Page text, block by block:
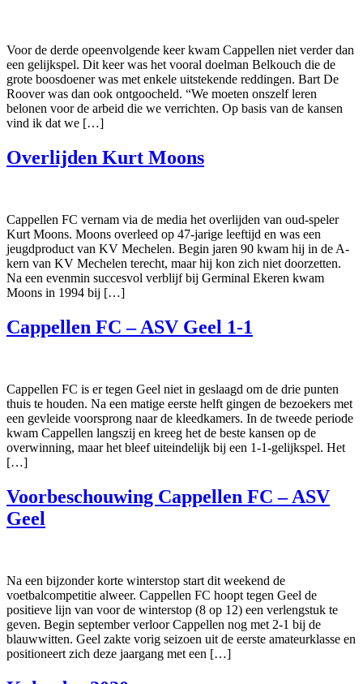
Voor de derde opeenvolgende keer kwam Cappellen niet verder dan
een gelijkspel. Dit keer was het vooral doelman Belkouch die de
grote boosdoener was met enkele uitstekende reddingen. Bart De
Roover was dan ook ontgoocheld. “We moeten onszelf leren
belonen voor de arbeid die we verrichten. Op basis van de kansen
vind ik dat we […]
Overlijden Kurt Moons
Cappellen FC vernam via de media het overlijden van oud-speler
Kurt Moons. Moons overleed op 47-jarige leeftijd en was een
jeugdproduct van KV Mechelen. Begin jaren 90 kwam hij in de A-
kern van KV Mechelen terecht, maar hij kon zich niet doorzetten.
Na een evenmin succesvol verblijf bij Germinal Ekeren kwam
Moons in 1994 bij […]
Cappellen FC – ASV Geel 1-1
Cappellen FC is er tegen Geel niet in geslaagd om de drie punten
thuis te houden. Na een matige eerste helft gingen de bezoekers met
een gevleide voorsprong naar de kleedkamers. In de tweede periode
kwam Cappellen langszij en kreeg het de beste kansen op de
overwinning, maar het bleef uiteindelijk bij een 1-1-gelijkspel. Het
[…]
Voorbeschouwing Cappellen FC – ASV
Geel
Na een bijzonder korte winterstop start dit weekend de
voetbalcompetitie alweer. Cappellen FC hoopt tegen Geel de
positieve lijn van voor de winterstop (8 op 12) een verlengstuk te
geven. Begin september verloor Cappellen nog met 2-1 bij de
blauwwitten. Geel zakte vorig seizoen uit de eerste amateurklasse en
positioneert zich deze jaargang met een […]